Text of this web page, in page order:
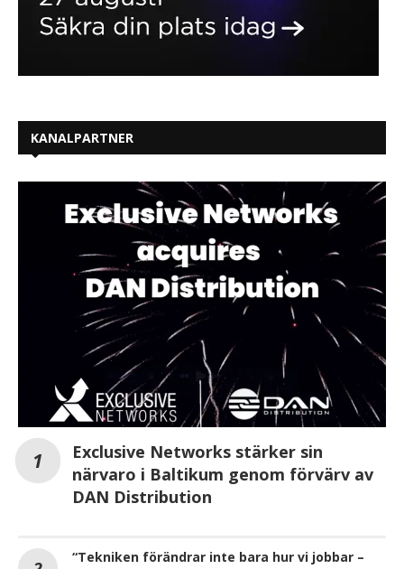
KANALPARTNER
Exclusive Networks stärker sin
närvaro i Baltikum genom förvärv av
DAN Distribution
“Tekniken förändrar inte bara hur vi jobbar –